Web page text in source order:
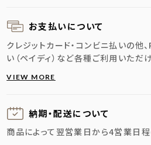
お支払いについて
クレジットカード・コンビニ払いの他
い（ペイディ）など各種ご利用いただけ
VIEW MORE
納期・配送に ついて
商品によって翌営業日から4営業日程